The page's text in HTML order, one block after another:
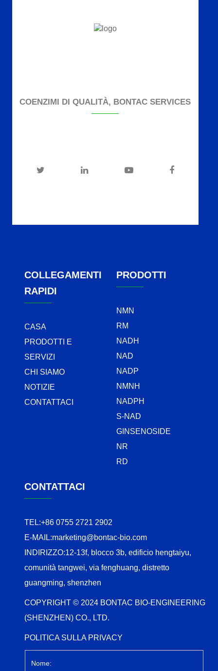
COENZIMI DI QUALITÀ, BONTAC SERVICES
COLLEGAMENTI
RAPIDI
CASA
PRODOTTI E
SERVIZI
CHI SIAMO
NOTIZIE
CONTATTACI
PRODOTTI
NMN
RM
NADH
NAD
NADP
NMNH
NADPH
S-NAD
GINSENOSIDE
NR
RD
CONTATTACI
TEL:+86 0755 2721 2902
E-MAIL:marketing@bontac-bio.com
INDIRIZZO:12-13f, blocco 3b, edificio hengtaiyu,
comunità tangwei, via fenghuang, distretto
guangming, shenzhen
COPYRIGHT © 2024 BONTAC BIO-ENGINEERING
(SHENZHEN) CO., LTD.
POLITICA SULLA PRIVACY